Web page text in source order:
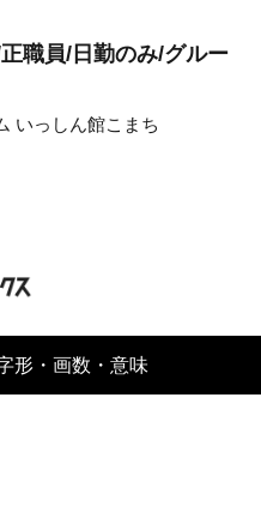
職員/日勤のみ/グルー
いっしん館こまち
形・画数・意味